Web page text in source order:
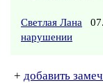
Светлая Лана
нарушении
+ добавить